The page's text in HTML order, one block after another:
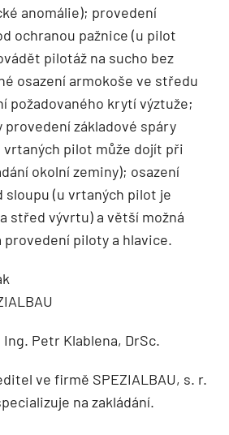
anomálie); provedení
ochranou pažnice (u pilot
pilotáž na sucho bez
osazení armokoše ve středu
požadovaného krytí výztuže;
základové spáry
vrtaných pilot může dojít při
okolní zeminy); osazení
sloupu (u vrtaných pilot je
střed vývrtu) a větší možná
piloty a hlavice.
Petr Klablena, DrSc.
ve firmě SPEZIALBAU, s. r.
na zakládání.